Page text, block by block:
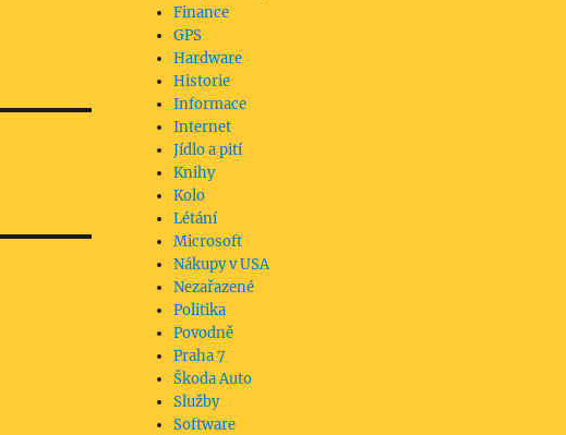
Finance
GPS
Hardware
Historie
Informace
Internet
Jídlo a pití
Knihy
Kolo
Létání
Microsoft
Nákupy v USA
Nezařazené
Politika
Povodně
Praha 7
Škoda Auto
Služby
Software